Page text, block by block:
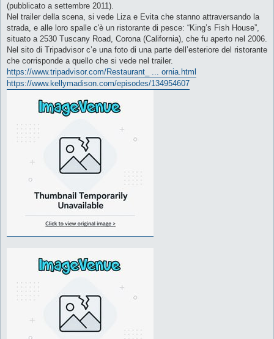
(pubblicato a settembre 2011).
Nel trailer della scena, si vede Liza e Evita che stanno attraversando la
strada, e alle loro spalle c'è un ristorante di pesce: “King’s Fish House”,
situato a 2530 Tuscany Road, Corona (California), che fu aperto nel 2006.
Nel sito di Tripadvisor c’e una foto di una parte dell’esteriore del ristorante
che corrisponde a quello che si vede nel trailer.
https://www.tripadvisor.com/Restaurant_ ... ornia.html
https://www.kellymadison.com/episodes/134954607